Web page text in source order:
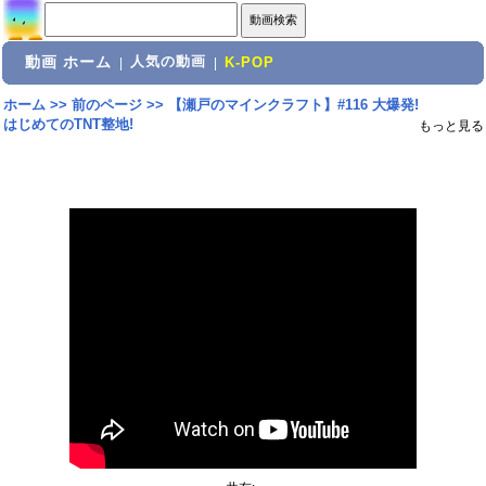
動画 ホーム 人気の動画 K-POP
ホーム>> 前のページ>>
【瀬戸のマインクラフト】#116 大爆発!
はじめてのTNT整地!
もっと見る